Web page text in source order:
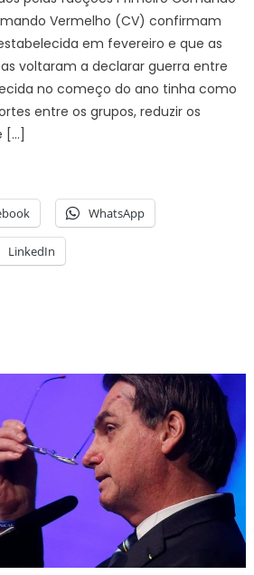
Vermelho (CV) confirmam
em fevereiro e que as
voltaram a declarar guerra entre
no começo do ano tinha como
entre os grupos, reduzir os
[…]
WhatsApp
LinkedIn